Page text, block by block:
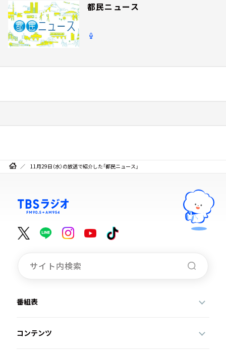
都民ニュース
11月29日（水）の放送で紹介した「都民ニュース」
番組表
コンテンツ